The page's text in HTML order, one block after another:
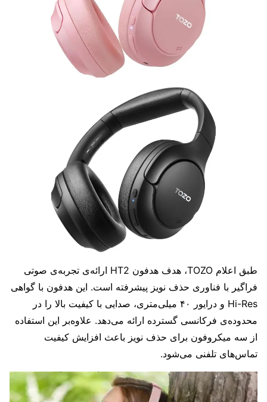
طبق اعلام TOZO، هدف هدفون HT2 ارائه‌ی تجربه‌ی صوتی
فراگیر با فناوری حذف نویز پیشرفته است. این هدفون با گواهی
Hi-Res و درایور ۴۰ میلی‌متری، صدایی با کیفیت بالا را در
محدوده‌ی فرکانسی گسترده ارائه می‌دهد. علاوه‌بر این استفاده
از سه میکروفون برای حذف نویز باعث افزایش کیفیت
تماس‌های تلفنی می‌شود.